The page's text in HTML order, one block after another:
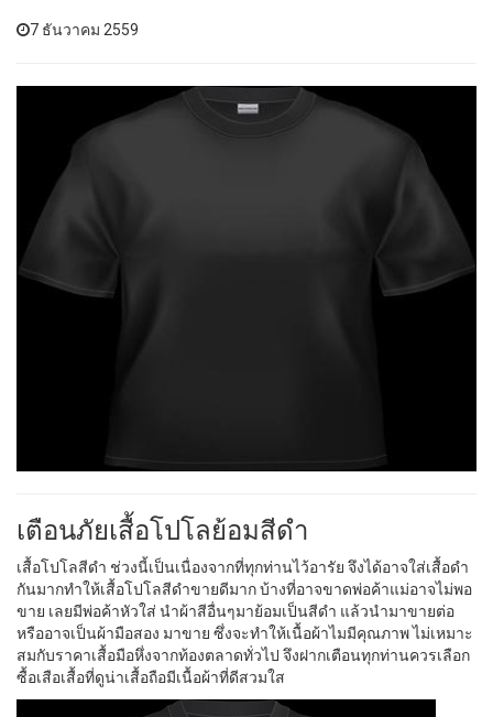
7 ธันวาคม 2559
เตือนภัยเสื้อโปโลย้อมสีดำ
เสื้อโปโลสีดำ ช่วงนี้เป็นเนื่องจากที่ทุกท่านไว้อารัย จึงได้อาจใส่เสื้อดำ
กันมากทำให้เสื้อโปโลสีดำขายดีมาก บ้างที่อาจขาดพ่อค้าแม่อาจไม่พอ
ขาย เลยมีพ่อค้าหัวใส่ นำผ้าสีอื่นๆมาย้อมเป็นสีดำ แล้วนำมาขายต่อ
หรืออาจเป็นผ้ามือสอง มาขาย ซึ่งจะทำให้เนื้อผ้าไมมีคุณภาพ ไม่เหมาะ
สมกับราคาเสื้อมือหึ่งจากท้องตลาดทั่วไป จึงฝากเตือนทุกท่านควรเลือก
ซื้อเสือเสื้อที่ดูน่าเสื้อถือมีเนื้อผ้าที่ดีสวมใส